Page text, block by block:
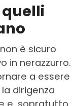
quelli
è sicuro
in nerazzurro.
a essere
dirigenza